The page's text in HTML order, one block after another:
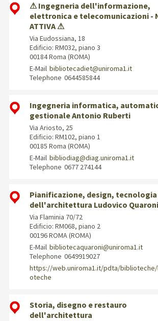
⚠ Ingegneria dell'informazione,
elettronica e telecomunicazioni -
ATTIVA ⚠
Via Eudossiana, 18
Edificio: RM032, piano 3
00184 Roma (ROMA)
E-Mail bibliotecadiet@uniroma1.it
Telephone 0644585844
Ingegneria informatica,
gestionale Antonio Ruberti
Via Ariosto, 25
Edificio: RM102, piano 1
00185 Roma (ROMA)
E-Mail bibliodiag@diag.uniroma1.it
Telephone 0677 274144
Pianificazione, design, tecnologia
dell'architettura Ludovico Quaroni
Via Flaminia 70/72
Edificio: RM068, piano 2
00196 ROMA (ROMA)
E-Mail bibliotecaquaroni@uniroma1.it
Telephone 0649919027
https://web.uniroma1.it/pdta/
oteche
Storia, disegno e restauro
dell'architettura